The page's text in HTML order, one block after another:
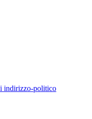
indirizzo-politico